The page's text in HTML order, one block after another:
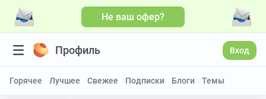
Не ваш офер?
Профиль Вход
Горячее Лучшее Свежее Подписки Блоги Темы